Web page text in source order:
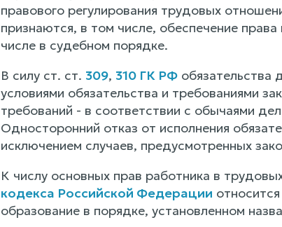
правового регулирования трудовых
признаются, в том числе, обеспечение
числе в судебном порядке.
В силу ст. ст. 309, 310 ГК РФобязательства
условиями обязательства и требованиями
требований - в соответствии с обычаями
Односторонний отказ от исполнения
исключением случаев, предусмотренных
К числу основных прав работника в
кодекса Российской Федерации
образование в порядке, установленном